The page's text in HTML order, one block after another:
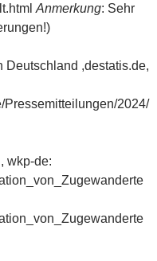
Anmerkung: Sehr
Deutschland ,destatis.de,
Pressemitteilungen/2024/
wkp-de: